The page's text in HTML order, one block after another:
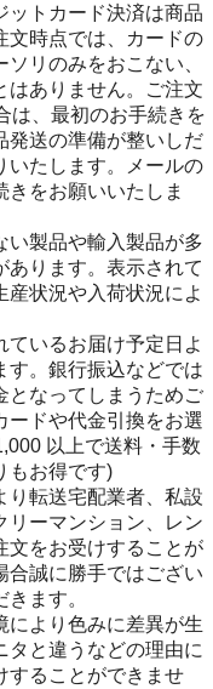
ットカード決済は商品
文時点では、カードの
リのみをおこない、
はありません。ご注文
は、最初のお手続きを
発送の準備が整いしだ
いたします。メールの
をお願いいたしま
い製品や輸入製品が多
あります。表示されて
産状況や入荷状況によ
いるお届け予定日よ
す。銀行振込などでは
となってしまうためご
ードや代金引換をお選
以上で送料・手数
もお得です)
り転送宅配業者、私設
リーマンション、レン
文をお受けすることが
合誠に勝手ではござい
ます。
により色みに差異が生
タと違うなどの理由に
することができませ